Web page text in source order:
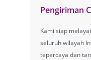
Pengiriman
Kami siap
seluruh wilayah
tepercaya dan